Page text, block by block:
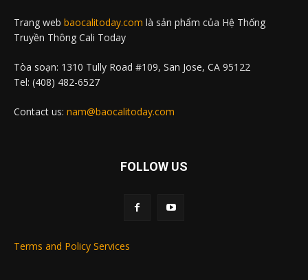
Trang web baocalitoday.com là sản phẩm của Hệ Thống
Truyền Thông Cali Today
Tòa soạn: 1310 Tully Road #109, San Jose, CA 95122
Tel: (408) 482-6527
Contact us: nam@baocalitoday.com
FOLLOW US
Terms and Policy Services